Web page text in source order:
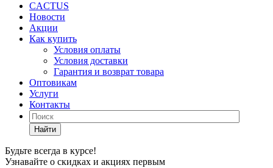
CACTUS
Новости
Акции
Как купить
Условия оплаты
Условия доставки
Гарантия и возврат товара
Оптовикам
Услуги
Контакты
Найти
Будьте всегда в курсе!
Узнавайте о скидках и акциях первым